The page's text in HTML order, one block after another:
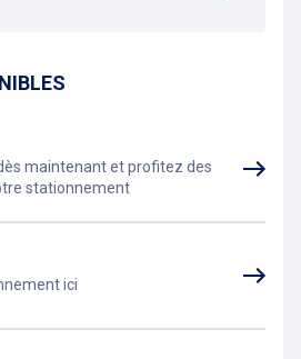
maintenant et profitez des
stationnement
ici